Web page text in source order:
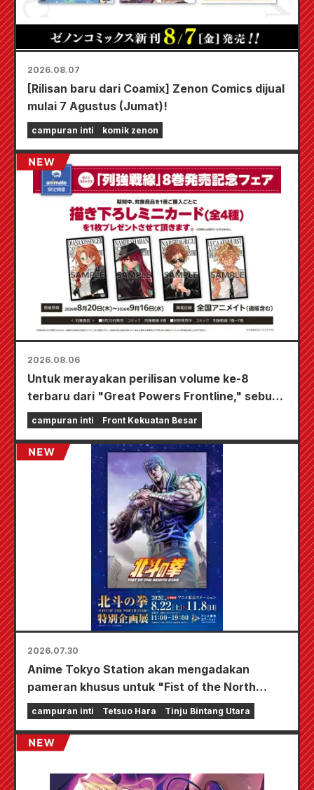
2026.08.07
[Rilisan baru dari Coamix] Zenon Comics dijual
mulai 7 Agustus (Jumat)!
campuran inti komik zenon
2026.08.06
Untuk merayakan perilisan volume ke-8
terbaru dari "Great Powers Frontline," sebuah
acara terbatas akan diadakan di toko-toko
Animate di seluruh negeri mulai 20 Agustus, di
mana Anda bisa mendapatkan kartu mini yang
digambar khusus (total 4 jenis)!
campuran inti Front Kekuatan Besar
2026.07.30
Anime Tokyo Station akan mengadakan
pameran khusus untuk "Fist of the North
Star"!!
campuran inti Tetsuo Hara Tinju Bintang Utara